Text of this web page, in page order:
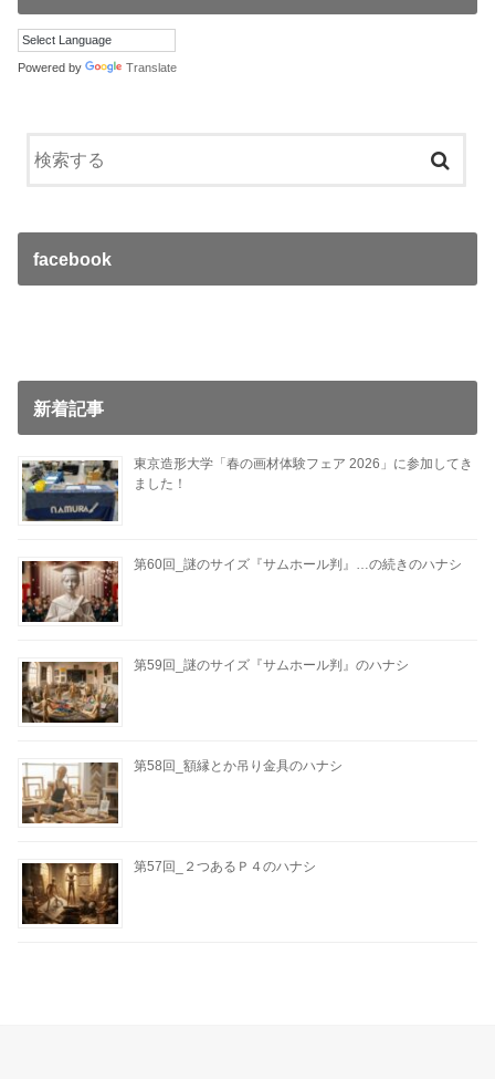
Powered by Translate
facebook
新着記事
東京造形大学「春の画材体験フェア 2026」に参加してき
ました！
第60回_謎のサイズ『サムホール判』…の続きのハナシ
第59回_謎のサイズ『サムホール判』のハナシ
第58回_額縁とか吊り金具のハナシ
第57回_２つあるＰ４のハナシ